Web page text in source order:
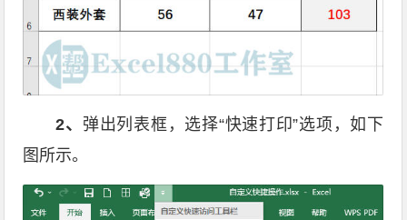
2、 弹出列表框，选择“快速打印”选项，如下
图所示。